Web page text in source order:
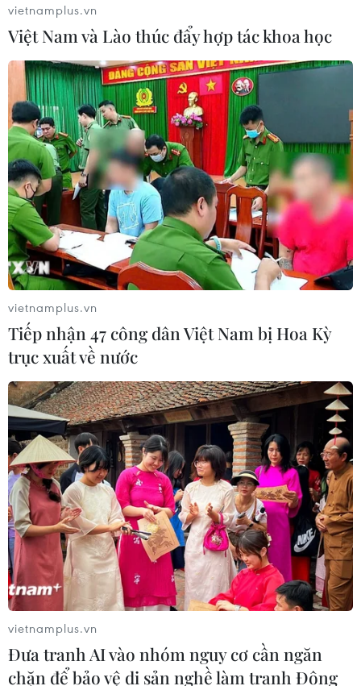
TIN CÙNG CHUYÊN MỤC
Giá dầu thô biến động nhẹ khi triển
vọng đàm phán Trung Đông vẫn khó
đoán
06/08/2026 00:26
vietnamplus.vn
Việt Nam và Lào thúc đẩy hợp tác khoa học
vietnamplus.vn
Tiếp nhận 47 công dân Việt Nam bị Hoa Kỳ
trục xuất về nước
vietnamplus.vn
Đưa tranh AI vào nhóm nguy cơ cần ngăn
chặn để bảo vệ di sản nghề làm tranh Đông